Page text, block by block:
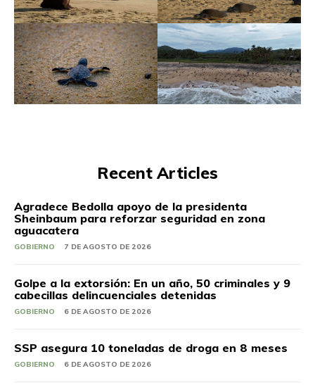
Recent Articles
Agradece Bedolla apoyo de la presidenta
Sheinbaum para reforzar seguridad en zona
aguacatera
GOBIERNO 7 DE AGOSTO DE 2026
Golpe a la extorsión: En un año, 50 criminales y 9
cabecillas delincuenciales detenidas
GOBIERNO 6 DE AGOSTO DE 2026
SSP asegura 10 toneladas de droga en 8 meses
GOBIERNO 6 DE AGOSTO DE 2026